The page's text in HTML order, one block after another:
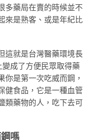
多藥局在賣的時候並不
來是熟客、或是年紀比
這就是台灣醫藥環境長
成了方便民眾取得藥
你是第一次吃威而鋼，
健食品，它是一種血管
類藥物的人，吃下去可
嗎